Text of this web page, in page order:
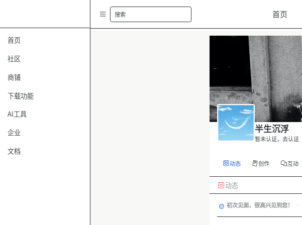
首页
社区
商铺
下载功能
AI工具
企业
文档
搜索 首页
半生沉浮
暂未认证，去认证
动态 创作 互动
动态
初次见面，很高兴见到您！ •